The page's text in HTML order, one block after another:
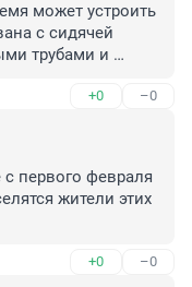
может устроить
с сидячей
трубами и
коробки,т.к
САНТИМЕТРА,а
трубы и
нагрузку
об этом
+0 –0
первого февраля
жители этих
+0 –0